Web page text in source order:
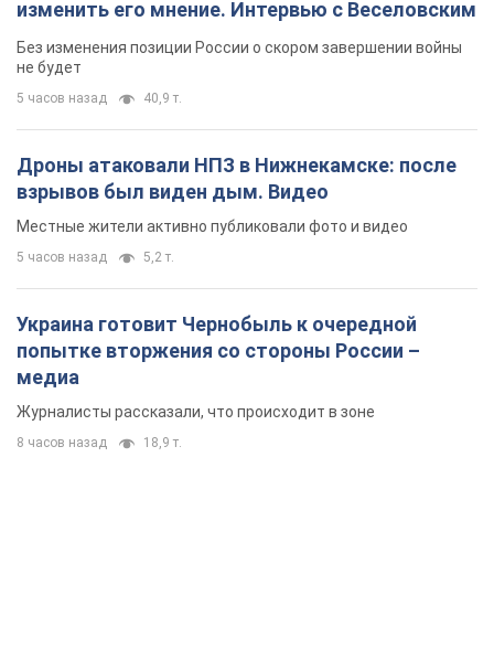
изменить его мнение. Интервью с Веселовским
Без изменения позиции России о скором завершении войны
не будет
5 часов назад 40,9 т.
Дроны атаковали НПЗ в Нижнекамске: после
взрывов был виден дым. Видео
Местные жители активно публиковали фото и видео
5 часов назад 5,2 т.
Украина готовит Чернобыль к очередной
попытке вторжения со стороны России –
медиа
Журналисты рассказали, что происходит в зоне
8 часов назад 18,9 т.